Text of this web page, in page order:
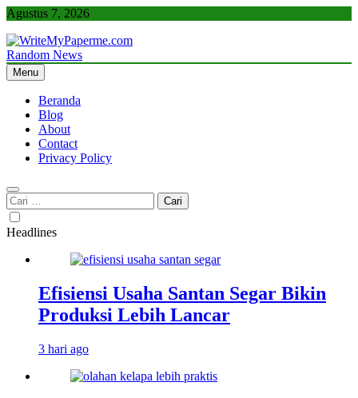
Skip
content
Agustus 7, 2026
WriteMyPaperme.com
Bisnis, Kuliner, Teknologi
Random News
Menu
Beranda
Blog
About
Contact
Privacy Policy
Cari
untuk:
Headlines
Efisiensi Usaha Santan Segar Bikin
Produksi Lebih Lancar
3 hari ago